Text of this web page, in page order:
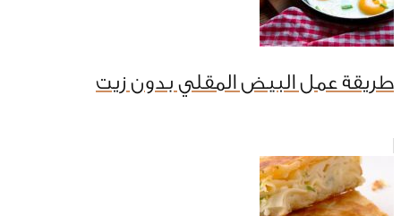
طريقة عمل البيض المقلي بدون زيت